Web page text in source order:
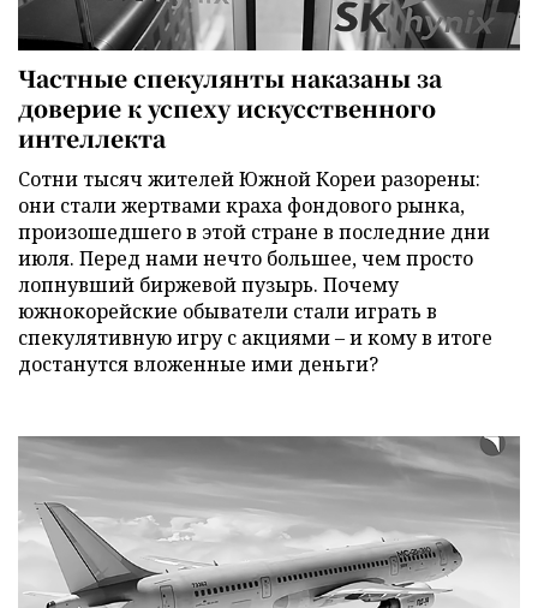
Частные спекулянты наказаны за
доверие к успеху искусственного
интеллекта
Сотни тысяч жителей Южной Кореи разорены:
они стали жертвами краха фондового рынка,
произошедшего в этой стране в последние дни
июля. Перед нами нечто большее, чем просто
лопнувший биржевой пузырь. Почему
южнокорейские обыватели стали играть в
спекулятивную игру с акциями – и кому в итоге
достанутся вложенные ими деньги?